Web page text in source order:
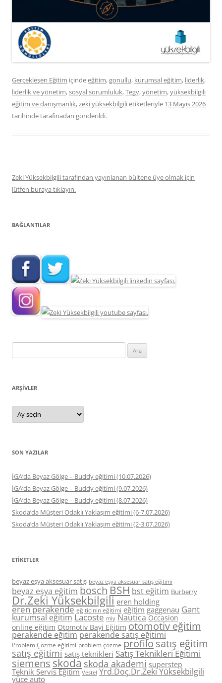
Gerçekleşen Eğitim içindeeğitim,gonullu, kurumsal eğitim, liderlik,
liderlik ve yönetim,sosyal sorumluluk,Tegv,yönetim,yüksekbilgili
eğitim ve danışmanlık,zeki yüksekbilgilietiketleriyle 13 Mayıs 2026
tarihindetarafınadan gönderildi.
Zeki Yüksekbilgili tarafından yayınlanan bültene üye olmak için
lütfen buraya tıklayın.
BAĞLANTILAR
ARŞIVLER
Arşivler
SON YAZILAR
İGA’da Beyaz Gölge – Buddy eğitimi (10.07.2026)
İGA’da Beyaz Gölge – Buddy eğitimi (9.07.2026)
İGA’da Beyaz Gölge – Buddy eğitimi (8.07.2026)
Skoda’da Müşteri Odaklı Yaklaşım eğitimi (6-7.07.2026)
Skoda’da Müşteri Odaklı Yaklaşım eğitimi (2-3.07.2026)
ETIKETLER
beyaz eşya aksesuar satış beyaz eşya aksesuar satış eğitimi
beyaz eşya eğitim boschBSH bst eğitim Burberry
Dr.Zeki Yüksekbilgili eren holding
eren perakende eğiticinin eğitimi eğitim gaggenau Gant
kurumsal eğitim Lacoste miy Nautica Occasion
online eğitim Otomotiv Bayi Eğitim otomotiv eğitim
perakende eğitim perakende satış eğitimi
Problem Çözme eğitimi problem çözme profilo satış eğitim
satış eğitimi satış teknikleri Satış Teknikleri Eğitimi
siemens skoda skoda akademi superstep
Teknik Servis Eğitim Vestel Yrd.Doç.Dr.Zeki Yüksekbilgili
yüce auto